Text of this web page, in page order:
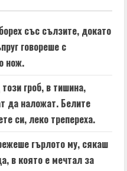
със сълзите, докато
говореше с
нож.
гроб, в тишина,
да наложат. Белите
си, леко трепереха.
гърлото му, сякаш
в която е мечтал за